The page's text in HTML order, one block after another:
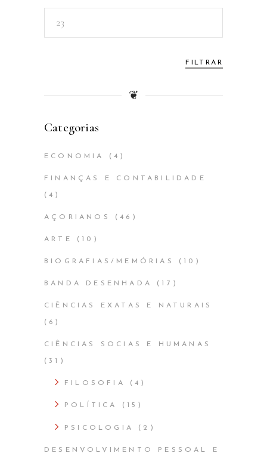
FILTRAR
❦
Categorias
ECONOMIA (4)
FINANÇAS E CONTABILIDADE
(4)
AÇORIANOS (46)
ARTE (10)
BIOGRAFIAS/MEMÓRIAS (10)
BANDA DESENHADA (17)
CIÊNCIAS EXATAS E NATURAIS
(6)
CIÊNCIAS SOCIAS E HUMANAS
(31)
FILOSOFIA (4)
POLÍTICA (15)
PSICOLOGIA (2)
DESENVOLVIMENTO PESSOAL E